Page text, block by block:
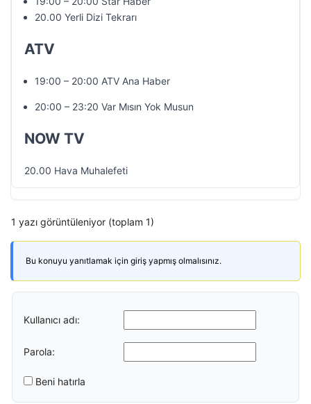
20.00 Yerli Dizi Tekrarı
ATV
19:00 – 20:00 ATV Ana Haber
20:00 – 23:20 Var Mısın Yok Musun
NOW TV
20.00 Hava Muhalefeti
1 yazı görüntüleniyor (toplam 1)
Bu konuyu yanıtlamak için giriş yapmış olmalısınız.
Kullanıcı adı:
Parola:
Beni hatırla